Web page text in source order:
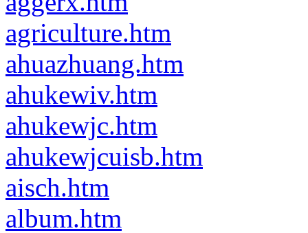
agriculture.htm
ahuazhuang.htm
ahukewiv.htm
ahukewjc.htm
ahukewjcuisb.htm
aisch.htm
album.htm